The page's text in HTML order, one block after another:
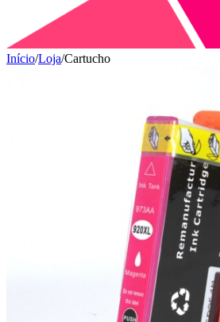
Início/Loja/Cartucho